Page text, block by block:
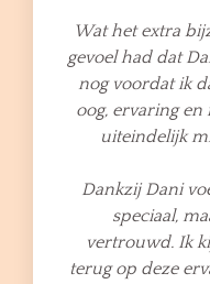
Wat het extra
gevoel had dat
nog voordat ik
oog, ervaring
uiteindelijk
Dankzij Dani
speciaal,
vertrouwd. Ik
terug op deze